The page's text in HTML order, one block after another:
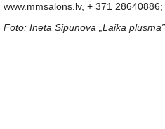
www.mmsalons.lv, + 371
Foto: Ineta Sipunova „Laika